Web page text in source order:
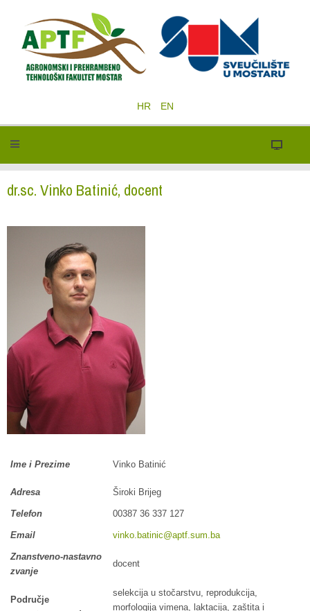
HR EN
dr.sc. Vinko Batinić, docent
Ime i Prezime Vinko Batinić
Adresa Široki Brijeg
Telefon 00387 36 337 127
Email vinko.batinic@aptf.sum.ba
Znanstveno-nastavno
zvanje
docent
Područje
selekcija u stočarstvu, reprodukcija,
morfologija vimena, laktacija, zaštita i